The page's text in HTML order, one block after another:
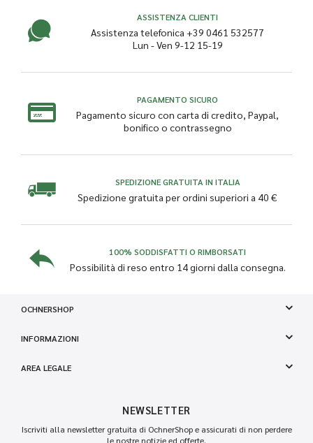
ASSISTENZA CLIENTI
Assistenza telefonica +39 0461 532577
Lun - Ven 9-12 15-19
PAGAMENTO SICURO
Pagamento sicuro con carta di credito, Paypal,
bonifico o contrassegno
SPEDIZIONE GRATUITA IN ITALIA
Spedizione gratuita per ordini superiori a 40 €
100% SODDISFATTI O RIMBORSATI
Possibilità di reso entro 14 giorni dalla consegna.
OCHNERSHOP
INFORMAZIONI
AREA LEGALE
NEWSLETTER
Iscriviti alla newsletter gratuita di OchnerShop e assicurati di non perdere
le nostre notizie ed offerte.